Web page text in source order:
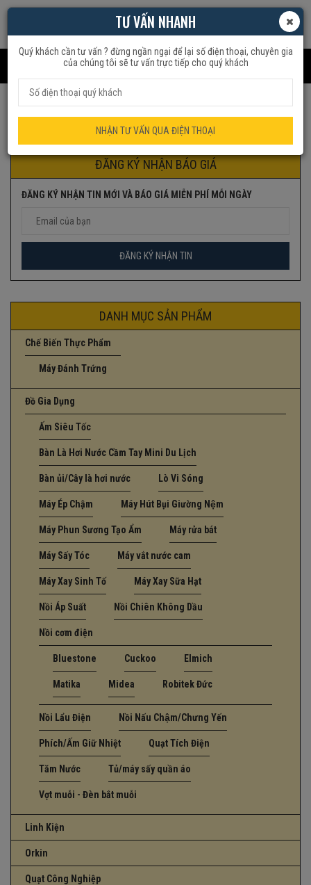
ĐĂNG KÝ NHẬN BÁO GIÁ
ĐĂNG KÝ NHẬN TIN MỚI VÀ BÁO GIÁ MIỄN PHÍ MỖI NGÀY
DANH MỤC SẢN PHẨM
Chế Biến Thực Phẩm
Máy Đánh Trứng
Đồ Gia Dụng
Ấm Siêu Tốc
Bàn Là Hơi Nước Cầm Tay Mini Du Lịch
Bàn ủi/Cây là hơi nước Lò Vi Sóng
Máy Ép Chậm Máy Hút Bụi Giường Nệm
Máy Phun Sương Tạo Ẩm Máy rửa bát
Máy Sấy Tóc Máy vắt nước cam
Máy Xay Sinh Tố Máy Xay Sữa Hạt
Nồi Áp Suất Nồi Chiên Không Dầu
Nồi cơm điện
Bluestone Cuckoo Elmich
Matika Midea Robitek Đức
Nồi Lẩu Điện Nồi Nấu Chậm/Chưng Yến
Phích/Ấm Giữ Nhiệt Quạt Tích Điện
Tăm Nước Tủ/máy sấy quần áo
Vợt muỗi - Đèn bắt muỗi
Linh Kiện
Orkin
Quạt Công Nghiệp
TƯ VẤN NHANH
Quý khách cần tư vấn ? đừng ngần ngại để lại số điện thoại, chuyên gia
của chúng tôi sẽ tư vấn trực tiếp cho quý khách
NHẬN TƯ VẤN QUA ĐIỆN THOẠI